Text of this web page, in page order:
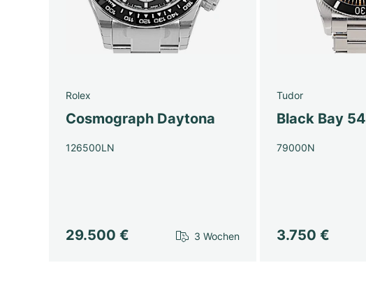
Rolex
Cosmograph Daytona
126500LN
29.500 € 3 Wochen
Tudor
Black Bay 54
79000N
3.750 €